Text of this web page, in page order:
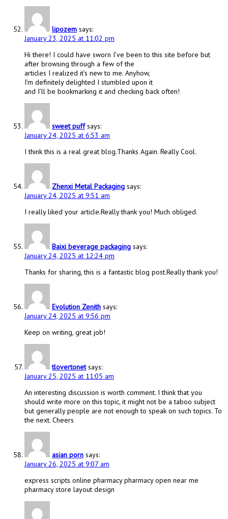
lipozem says:
January 23, 2025 at 11:02 pm
Hi there! I could have sworn I’ve been to this site before but
after browsing through a few of the
articles I realized it’s new to me. Anyhow,
I’m definitely delighted I stumbled upon it
and I’ll be bookmarking it and checking back often!
sweet puff says:
January 24, 2025 at 6:53 am
I think this is a real great blog.Thanks Again. Really Cool.
Zhenxi Metal Packaging says:
January 24, 2025 at 9:51 am
I really liked your article.Really thank you! Much obliged.
Baixi beverage packaging says:
January 24, 2025 at 12:24 pm
Thanks for sharing, this is a fantastic blog post.Really thank you!
Evolution Zenith says:
January 24, 2025 at 9:56 pm
Keep on writing, great job!
tlovertonet says:
January 25, 2025 at 11:05 am
An interesting discussion is worth comment. I think that you
should write more on this topic, it might not be a taboo subject
but generally people are not enough to speak on such topics. To
the next. Cheers
asian porn says:
January 26, 2025 at 9:07 am
express scripts online pharmacy pharmacy open near me
pharmacy store layout design